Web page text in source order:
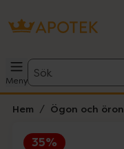
Meny
Sök
Hem Ögon och öron
35%